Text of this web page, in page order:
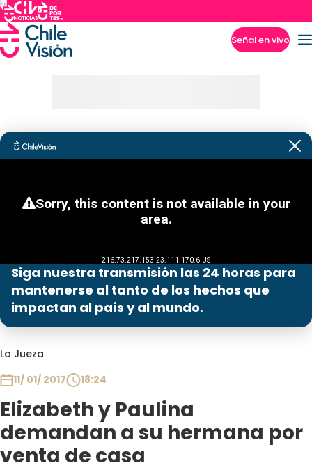
Señal en vivo
Siga nuestra transmisión las 24 horas para
mantenerse al tanto de los hechos que
impactan al país y al mundo.
La Jueza
11/ 01/ 2017
18:24
Elizabeth y Paulina
demandan a su hermana por
venta de casa
Programas
Club De La Comedia
Contigo en Directo
Plan Perfecto
El Tiempo
Sabingo
Todos Los Programas